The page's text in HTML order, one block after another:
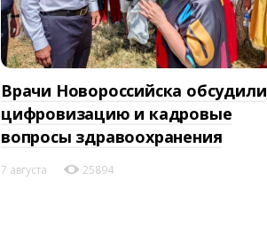
Врачи Новороссийска обсудили
цифровизацию и кадровые
вопросы здравоохранения
7 августа 25894